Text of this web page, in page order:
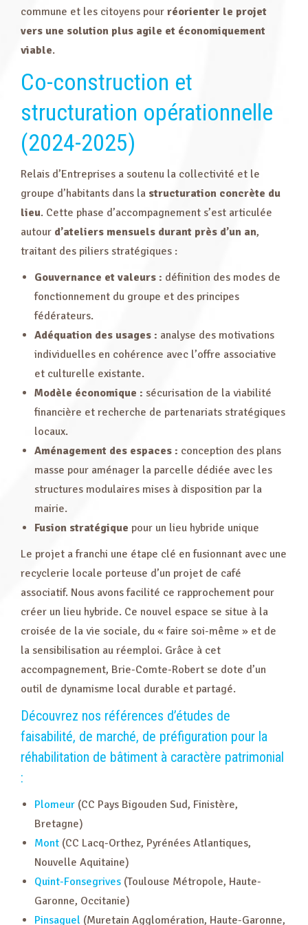
commune et les citoyens pour réorienter le projet
vers une solution plus agile et économiquement
viable.
Co-construction et
structuration opérationnelle
(2024-2025)
Relais d’Entreprises a soutenu la collectivité et le
groupe d’habitants dans la structuration concrète du
lieu. Cette phase d’accompagnement s’est articulée
autour d’ateliers mensuels durant près d’un an,
traitant des piliers stratégiques :
Gouvernance et valeurs : définition des modes de
fonctionnement du groupe et des principes
fédérateurs.
Adéquation des usages : analyse des motivations
individuelles en cohérence avec l’offre associative
et culturelle existante.
Modèle économique : sécurisation de la viabilité
financière et recherche de partenariats stratégiques
locaux.
Aménagement des espaces : conception des plans
masse pour aménager la parcelle dédiée avec les
structures modulaires mises à disposition par la
mairie.
Fusion stratégique pour un lieu hybride unique
Le projet a franchi une étape clé en fusionnant avec une
recyclerie locale porteuse d’un projet de café
associatif. Nous avons facilité ce rapprochement pour
créer un lieu hybride. Ce nouvel espace se situe à la
croisée de la vie sociale, du « faire soi-même » et de
la sensibilisation au réemploi. Grâce à cet
accompagnement, Brie-Comte-Robert se dote d’un
outil de dynamisme local durable et partagé.
Découvrez nos références d’études de
faisabilité, de marché, de préfiguration pour la
réhabilitation de bâtiment à caractère patrimonial
:
Plomeur (CC Pays Bigouden Sud, Finistère,
Bretagne)
Mont (CC Lacq-Orthez, Pyrénées Atlantiques,
Nouvelle Aquitaine)
Quint-Fonsegrives (Toulouse Métropole, Haute-
Garonne, Occitanie)
Pinsaguel (Muretain Agglomération, Haute-Garonne,